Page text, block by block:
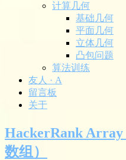
计算几何
基础几何
平面几何
立体几何
凸包问题
算法训练
友人 · A
留言板
关于
HackerRank
数组）